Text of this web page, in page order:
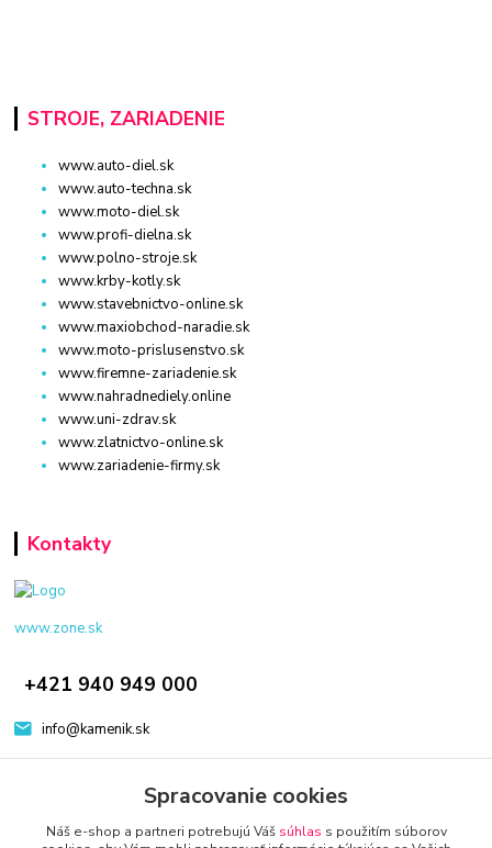
STROJE, ZARIADENIE
www.auto-diel.sk
www.auto-techna.sk
www.moto-diel.sk
www.profi-dielna.sk
www.polno-stroje.sk
www.krby-kotly.sk
www.stavebnictvo-online.sk
www.maxiobchod-naradie.sk
www.moto-prislusenstvo.sk
www.firemne-zariadenie.sk
www.nahradnediely.online
www.uni-zdrav.sk
www.zlatnictvo-online.sk
www.zariadenie-firmy.sk
Kontakty
www.zone.sk
+421 940 949 000
info@kamenik.sk
Spracovanie cookies
Náš e-shop a partneri potrebujú Váš súhlas s použitím súborov